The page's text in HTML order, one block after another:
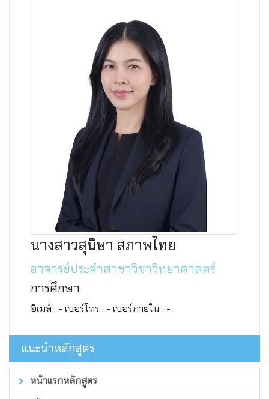
นางสาวสุนิษา สภาพไทย
อาจารย์ประจำสาขาวิชาวิทยาศาสตร์
การศึกษา
อีเมล์ : - เบอร์โทร : - เบอร์ภายใน : -
แนะนำหลักสูตร
หน้าแรกหลักสูตร